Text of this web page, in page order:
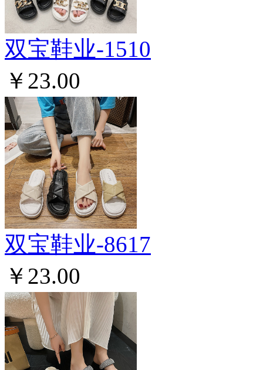
双宝鞋业-1510
￥23.00
双宝鞋业-8617
￥23.00